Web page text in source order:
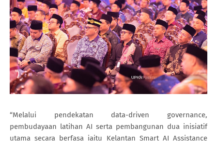
“Melalui pendekatan data-driven governance,
pembudayaan latihan AI serta pembangunan dua inisiatif
utama secara berfasa iaitu Kelantan Smart AI Assistance